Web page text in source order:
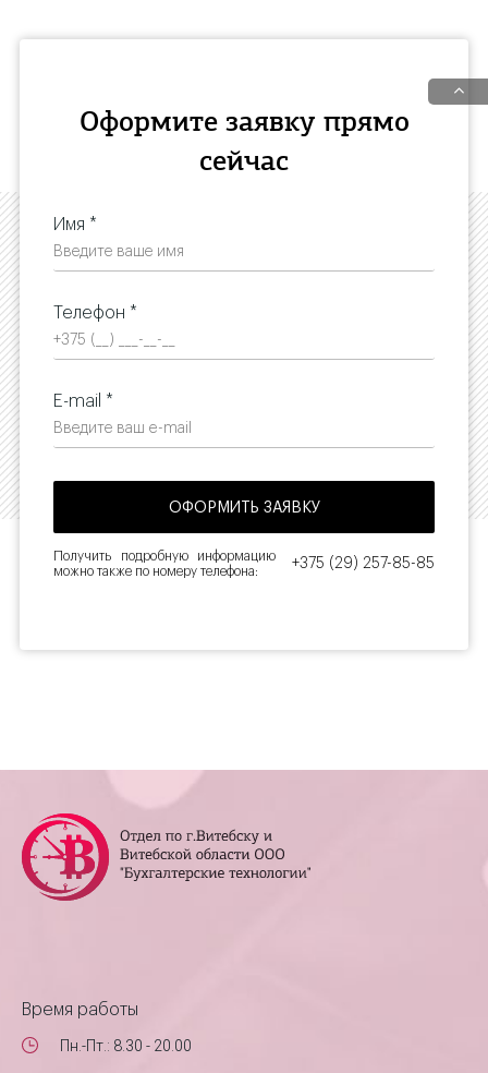
Оформите заявку прямо
сейчас
Имя *
Телефон *
E-mail *
Получить подробную информацию
можно также по номеру телефона:
+375 (29) 257-85-85
Время работы
Пн.-Пт.: 8.30 - 20.00